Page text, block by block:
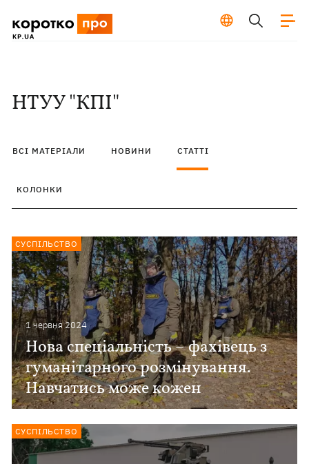
НТУУ "КПІ"
ВСІ МАТЕРІАЛИ НОВИНИ СТАТТІ
КОЛОНКИ
1 червня 2024
Нова спеціальність – фахівець з
гуманітарного розмінування.
Навчатись може кожен
СУСПІЛЬСТВО
СУСПІЛЬСТВО